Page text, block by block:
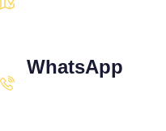
WhatsApp